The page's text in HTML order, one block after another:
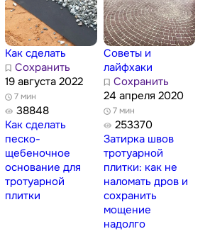
Как сделать
Сохранить
19 августа 2022
7 мин
38848
Как сделать
песко-
щебеночное
основание для
тротуарной
плитки
Советы и
лайфхаки
Сохранить
24 апреля 2020
7 мин
253370
Затирка швов
тротуарной
плитки: как не
наломать дров и
сохранить
мощение
надолго